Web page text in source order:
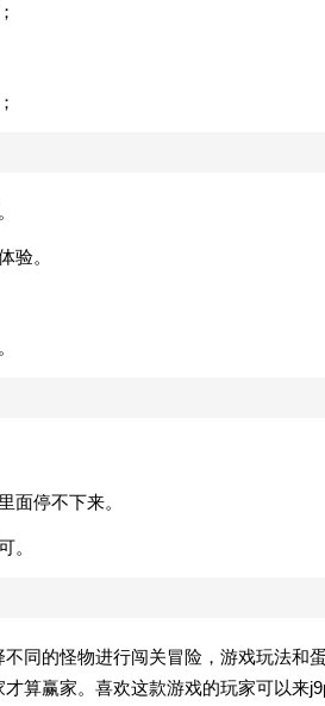
验。
面停不下来。
。
同的怪物进行闯关冒险，游戏玩法和
算赢家。喜欢这款游戏的玩家可以来